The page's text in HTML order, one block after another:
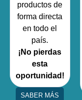
productos de
forma directa
en todo el
país.
¡No pierdas
esta
oportunidad!
SABER MÁS